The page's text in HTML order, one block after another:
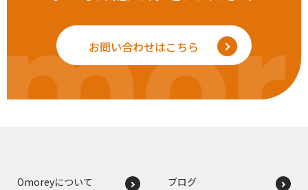
お問い合わせはこちら
Omoreyについて ブログ